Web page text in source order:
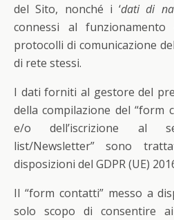
del Sito, nonché i ‘dati di
connessi al funzionamento
protocolli di comunicazione
di rete stessi.
I dati forniti al gestore del
della compilazione del “form
e/o dell’iscrizione al
list/Newsletter” sono
disposizioni del GDPR (UE)
Il “form contatti” messo a
solo scopo di consentire